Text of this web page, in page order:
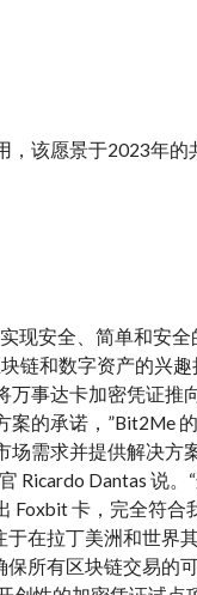
该愿景于2023年
现安全、简单和安
链和数字资产的兴
事达卡加密凭证推
的承诺，”Bit2Me
需求并提供解决
Ricardo Dantas 说
Foxbit 卡，完全符
在拉丁美洲和世界
所有区块链交易